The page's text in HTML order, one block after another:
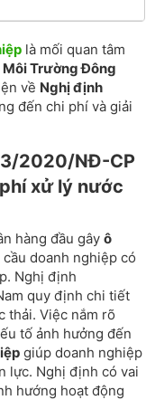
là mối quan tâm
Môi Trường Đông
về Nghị định
đến chi phí và giải
2020/NĐ-CP
xử lý nước
hàng đầu gâyô
doanh nghiệp có
Nghị định
quy định chi tiết
thải. Việc nắm rõ
tố ảnh hưởng đến
giúp doanh nghiệp
lực. Nghị định có vai
hướng hoạt động